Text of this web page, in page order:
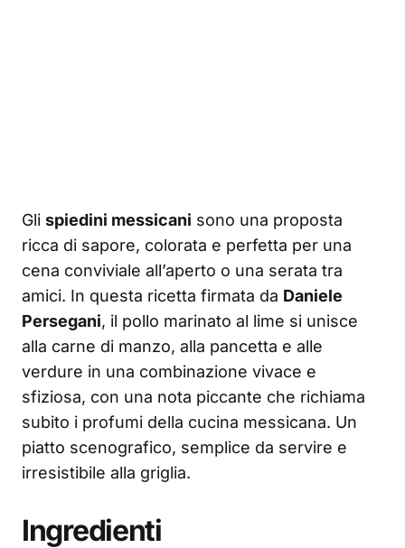
Gli spiedini messicani sono una proposta
ricca di sapore, colorata e perfetta per una
cena conviviale all’aperto o una serata tra
amici. In questa ricetta firmata da Daniele
Persegani, il pollo marinato al lime si unisce
alla carne di manzo, alla pancetta e alle
verdure in una combinazione vivace e
sfiziosa, con una nota piccante che richiama
subito i profumi della cucina messicana. Un
piatto scenografico, semplice da servire e
irresistibile alla griglia.
Ingredienti